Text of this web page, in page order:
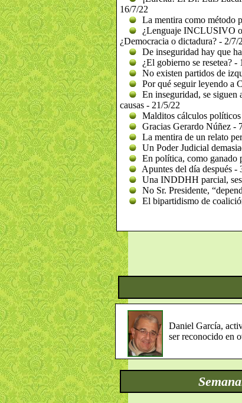
16/7/22
La mentira como método
¿Lenguaje INCLUSIVO
¿Democracia o dictadura? - 2/7/
De inseguridad hay que
¿El gobierno se resetea? -
No existen partidos de
Por qué seguir leyendo a
En inseguridad, se siguen
causas - 21/5/22
Malditos cálculos
Gracias Gerardo Núñez -
La mentira de un relato
Un Poder Judicial
En política, como ganado
Apuntes del día después -
Una INDDHH parcial,
No Sr. Presidente,
El bipartidismo de
Daniel García,
ser reconocido en